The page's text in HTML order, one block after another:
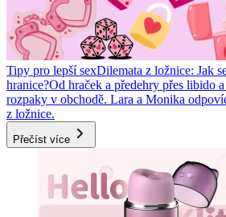
Tipy pro lepší sexDilemata z ložnice: Jak
hranice?Od hraček a předehry přes libido
rozpaky v obchodě. Lara a Monika
z ložnice.
Přečíst více